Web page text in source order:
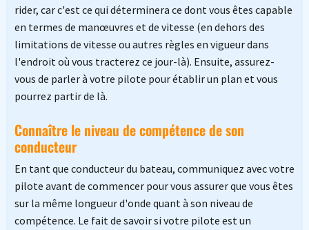
rider, car c'est ce qui déterminera ce dont vous êtes capable
en termes de manœuvres et de vitesse (en dehors des
limitations de vitesse ou autres règles en vigueur dans
l'endroit où vous tracterez ce jour-là). Ensuite, assurez-
vous de parler à votre pilote pour établir un plan et vous
pourrez partir de là.
Connaître le niveau de compétence de son
conducteur
En tant que conducteur du bateau, communiquez avec votre
pilote avant de commencer pour vous assurer que vous êtes
sur la même longueur d'onde quant à son niveau de
compétence. Le fait de savoir si votre pilote est un